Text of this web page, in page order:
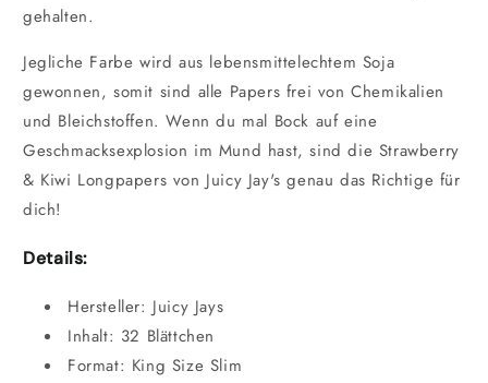
gehalten.
Jegliche Farbe wird aus lebensmittelechtem Soja
gewonnen, somit sind alle Papers frei von Chemikalien
und Bleichstoffen. Wenn du mal Bock auf eine
Geschmacksexplosion im Mund hast, sind die Strawberry
& Kiwi Longpapers von Juicy Jay's genau das Richtige für
dich!
Details:
Hersteller: Juicy Jays
Inhalt: 32 Blättchen
Format: King Size Slim